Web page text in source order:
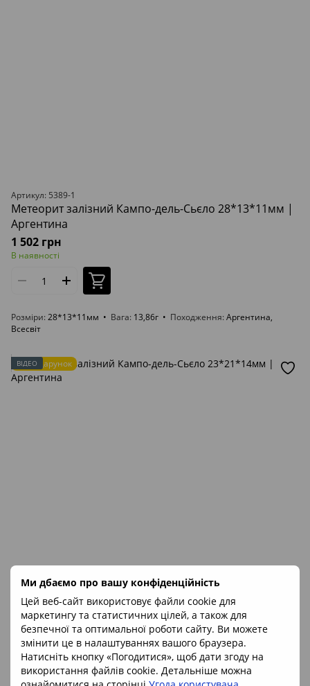
Ми дбаємо про вашу конфіденційність
Цей веб-сайт використовує файли cookie для
маркетингу та статистичних цілей, а також для
безпечної та оптимальної роботи сайту. Ви можете
змінити це в налаштуваннях вашого браузера.
Натисніть кнопку «Погодитися», щоб дати згоду на
використання файлів cookie. Детальніше можна
Артикул: 5389-1
Метеорит залізний Кампо-дель-Сьєло 28*13*11мм |
Аргентина
1 502 грн
В наявності
Розміри 28*13*11мм Вага 13,86г Походження Аргентина,
Всесвіт
Подарунок
ВІДЕО
Артикул: 3511
Метеорит залізний Кампо-дель-Сьєло 23*21*14мм |